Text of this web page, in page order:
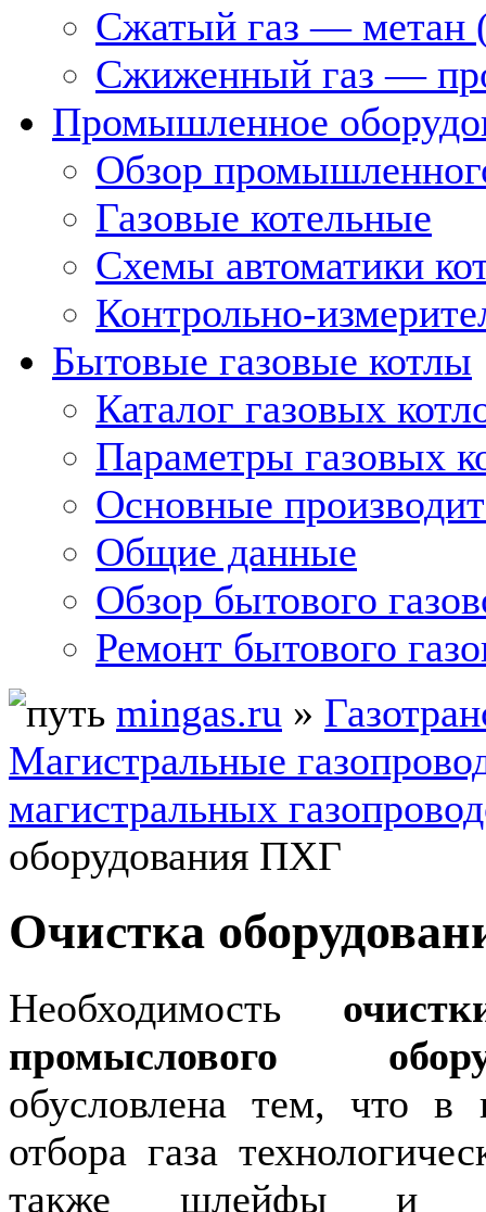
Сжатый газ — метан
Сжиженный газ —
Промышленное
Обзор
Газовые котельные
Схемы автоматики
Контрольно-
Бытовые газовые котлы
Каталог газовых
Параметры газовых
Основные
Общие данные
Обзор бытового
Ремонт бытового
mingas.ru »
Магистральные
магистральных
оборудования ПХГ
Очистка
Необходимость
промыслового
обусловлена тем, что в
отбора газа
также шлейфы и